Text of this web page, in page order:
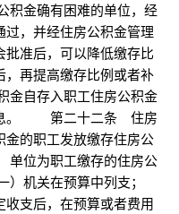
金确有困难的单位，经
，并经住房公积金管理
准后，可以降低缴存比
再提高缴存比例或者补
自存入职工住房公积金
息。 第二十二条 住房
金的职工发放缴存住房公
位为职工缴存的住房公
机关在预算中列支；
支后，在预算或者费用